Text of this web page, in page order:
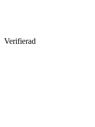
Verifierad